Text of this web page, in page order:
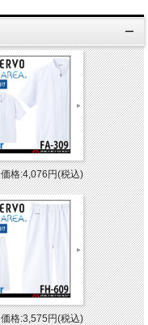
価格:4,076円(税込)
価格:3,575円(税込)